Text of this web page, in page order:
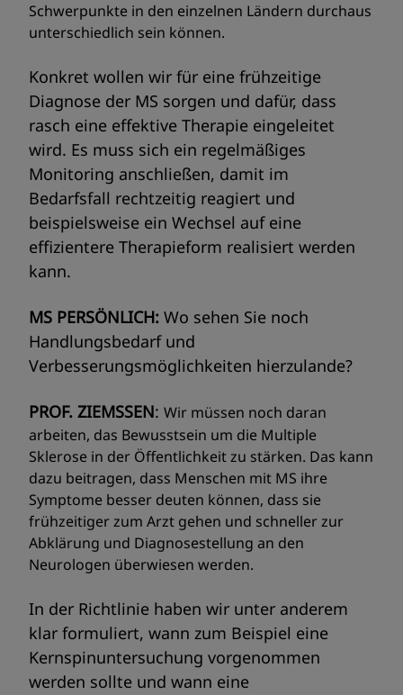
Schwerpunkte in den einzelnen Ländern durchaus
unterschiedlich sein können.
Konkret wollen wir für eine frühzeitige
Diagnose der MS sorgen und dafür, dass
rasch eine effektive Therapie eingeleitet
wird. Es muss sich ein regelmäßiges
Monitoring anschließen, damit im
Bedarfsfall rechtzeitig reagiert und
beispielsweise ein Wechsel auf eine
effizientere Therapieform realisiert werden
kann.
MS PERSÖNLICH: Wo sehen Sie noch
Handlungsbedarf und
Verbesserungsmöglichkeiten hierzulande?
PROF. ZIEMSSEN: Wir müssen noch daran
arbeiten, das Bewusstsein um die Multiple
Sklerose in der Öffentlichkeit zu stärken. Das kann
dazu beitragen, dass Menschen mit MS ihre
Symptome besser deuten können, dass sie
frühzeitiger zum Arzt gehen und schneller zur
Abklärung und Diagnosestellung an den
Neurologen überwiesen werden.
In der Richtlinie haben wir unter anderem
klar formuliert, wann zum Beispiel eine
Kernspinuntersuchung vorgenommen
werden sollte und wann eine